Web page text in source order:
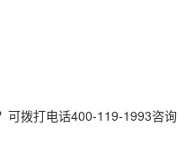
可拨打电话400-119-1993咨询